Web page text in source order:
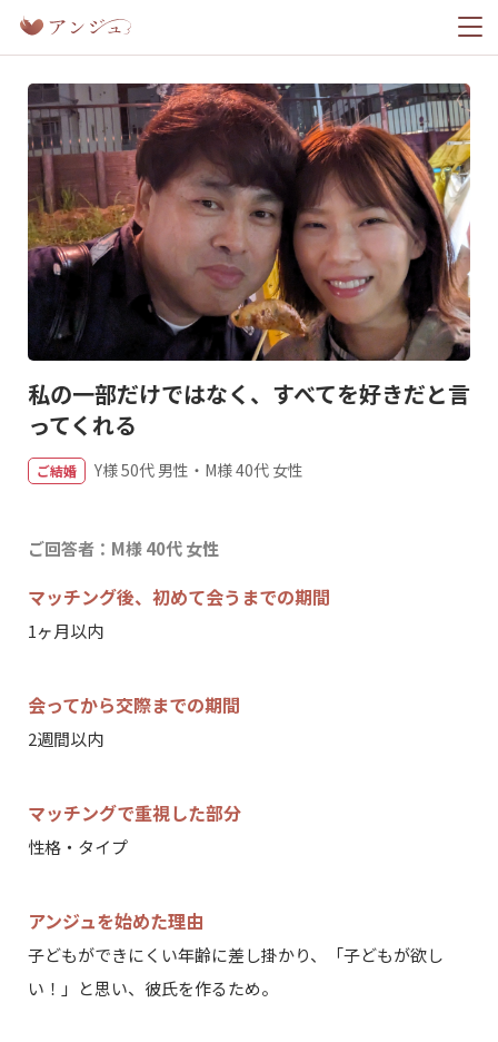
ホーム
幸せレポート
料金プラン
今すぐ無料ではじめる
ログイン
私の一部だけではなく、すべてを好きだと言
ってくれる
ご結婚 Y様 50代 男性・M様 40代 女性
ご回答者：M様 40代 女性
マッチング後、初めて会うまでの期間
1ヶ月以内
会ってから交際までの期間
2週間以内
マッチングで重視した部分
性格・タイプ
アンジュを始めた理由
子どもができにくい年齢に差し掛かり、「子どもが欲し
い！」と思い、彼氏を作るため。